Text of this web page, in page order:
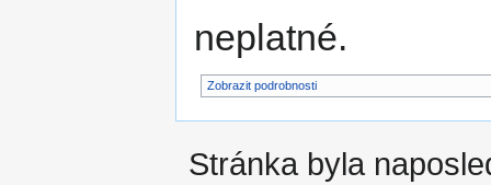
neplatné.
Zobrazit podrobnosti
Stránka byla